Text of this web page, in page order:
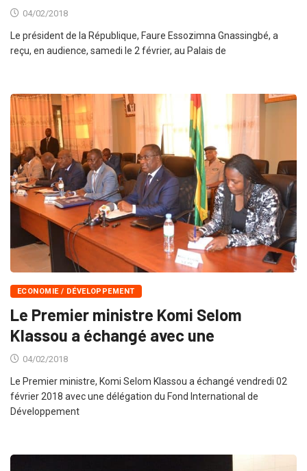
04/02/2018
Le président de la République, Faure Essozimna Gnassingbé, a
reçu, en audience, samedi le 2 février, au Palais de
ECONOMIE / DÉVELOPPEMENT
Le Premier ministre Komi Selom
Klassou a échangé avec une
04/02/2018
Le Premier ministre, Komi Selom Klassou a échangé vendredi 02
février 2018 avec une délégation du Fond International de
Développement